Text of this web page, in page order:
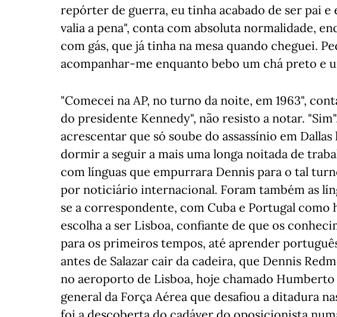
repórter de guerra, eu tinha acabado de ser pai e
valia a pena", conta com absoluta normalidade,
com gás, que já tinha na mesa quando cheguei.
acompanhar-me enquanto bebo um chá preto e
"Comecei na AP, no turno da noite, em 1963",
do presidente Kennedy", não resisto a notar.
acrescentar que só soube do assassínio em
dormir a seguir a mais uma longa noitada de
com línguas que empurrara Dennis para o tal
por noticiário internacional. Foram também as
se a correspondente, com Cuba e Portugal como
escolha a ser Lisboa, confiante de que os
para os primeiros tempos, até aprender
antes de Salazar cair da cadeira, que Dennis
no aeroporto de Lisboa, hoje chamado Humberto
general da Força Aérea que desafiou a ditadura